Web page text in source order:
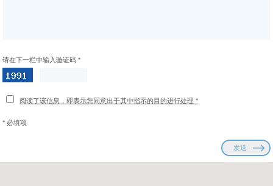
请在下一栏中输入验证码 *
阅读了该信息，即表示您同意出于其中指示的目的进行处理 *
* 必填项
发送